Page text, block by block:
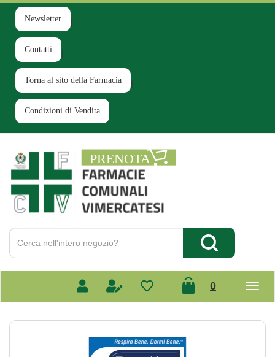
Passa
contenuto
principale
Newsletter
Contatti
Torna al sito della Farmacia
Condizioni di Vendita
Farmacia
Comunale
Cerca
Prodotto
Cerca Prodotto
0prodotti